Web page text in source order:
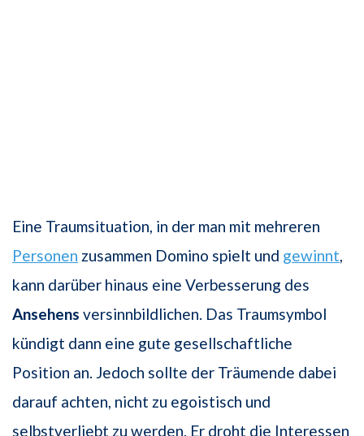
Eine Traumsituation, in der man mit mehreren
Personen zusammen Domino spielt und gewinnt,
kann darüber hinaus eine Verbesserung des
Ansehens versinnbildlichen. Das Traumsymbol
kündigt dann eine gute gesellschaftliche
Position an. Jedoch sollte der Träumende dabei
darauf achten, nicht zu egoistisch und
selbstverliebt zu werden. Er droht die Interessen